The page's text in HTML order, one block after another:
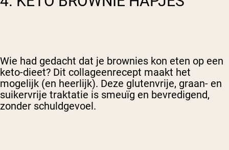
Wie had gedacht dat je brownies kon eten op een
keto-dieet? Dit collageenrecept maakt het
mogelijk (en heerlijk). Deze glutenvrije, graan- en
suikervrije traktatie is smeuïg en bevredigend,
zonder schuldgevoel.